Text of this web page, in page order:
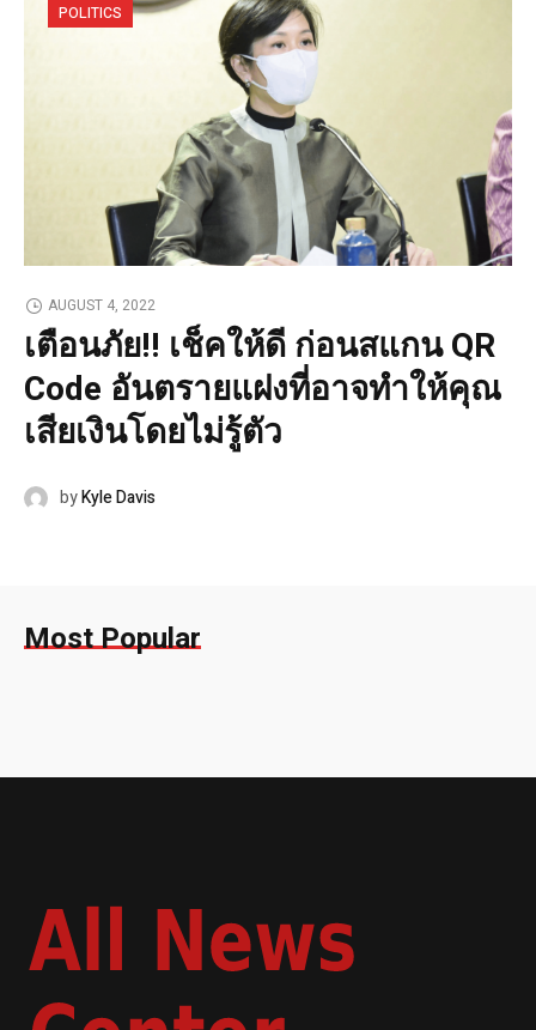
POLITICS
AUGUST 4, 2022
เตือนภัย!! เช็คให้ดี ก่อนสแกน QR
Code อันตรายแฝงที่อาจทำให้คุณ
เสียเงินโดยไม่รู้ตัว
byKyle Davis
Most Popular